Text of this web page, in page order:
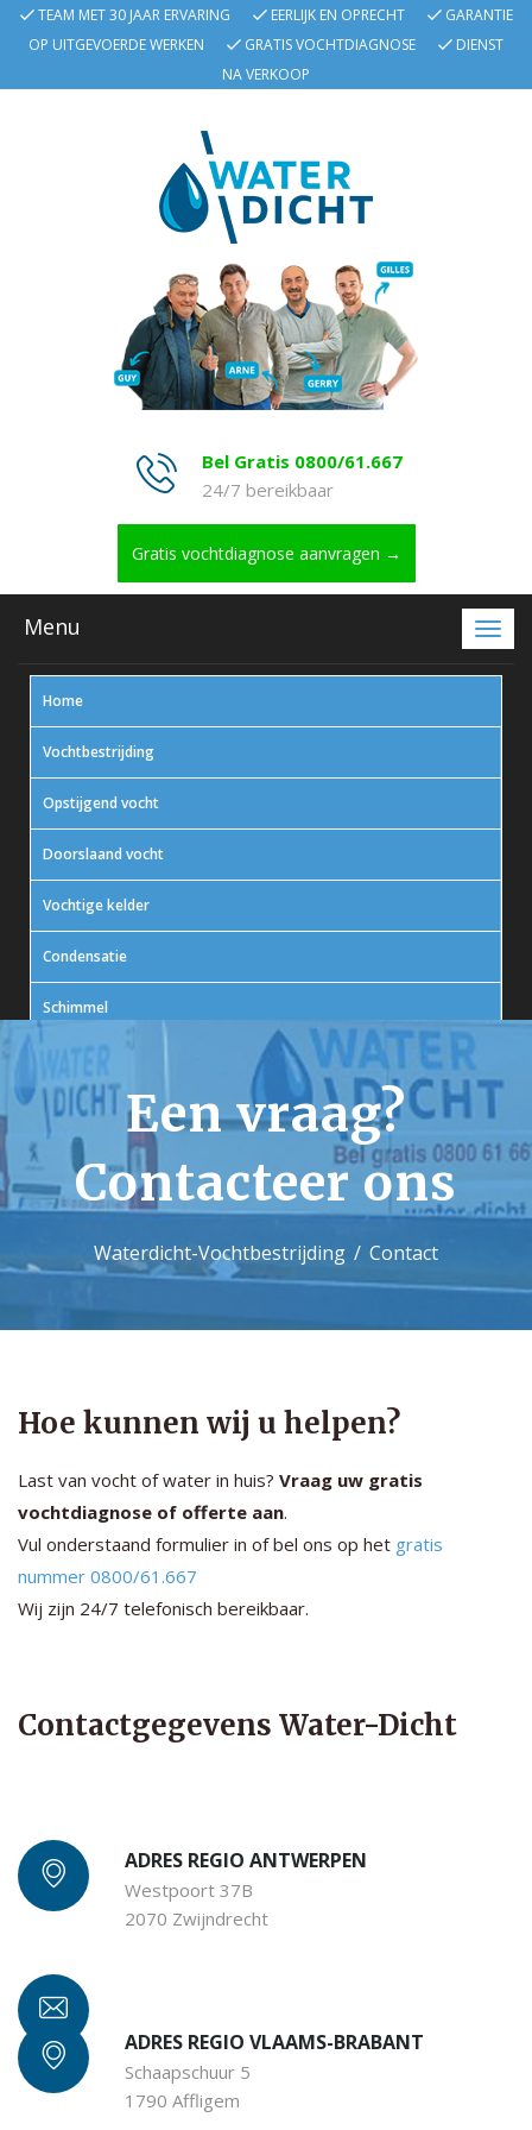
TEAM MET 30 JAAR ERVARING EERLIJK EN OPRECHT
GARANTIE
OP UITGEVOERDE WERKEN
GRATIS VOCHTDIAGNOSE
DIENST
NA VERKOOP
Bel Gratis 0800/61.667
24/7 bereikbaar
Gratis vochtdiagnose aanvragen →
Menu
Home
Vochtbestrijding
Opstijgend vocht
Doorslaand vocht
Vochtige kelder
Condensatie
Schimmel
In actie
Contact
Een vraag?
Contacteer ons
Waterdicht-Vochtbestrijding Contact
Hoe kunnen wij u helpen?
Last van vocht of water in huis? Vraag uw gratis
vochtdiagnose of offerte aan.
Vul onderstaand formulier in of bel ons op het gratis
nummer 0800/61.667
Wij zijn 24/7 telefonisch bereikbaar.
Contactgegevens Water-Dicht
ADRES REGIO ANTWERPEN
Westpoort 37B
2070 Zwijndrecht
ADRES REGIO VLAAMS-BRABANT
Schaapschuur 5
1790 Affligem